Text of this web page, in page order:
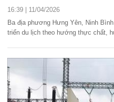
16:39 | 11/04/2026
Ba địa phương Hưng Yên, Ninh
triển du lịch theo hướng thực chất,